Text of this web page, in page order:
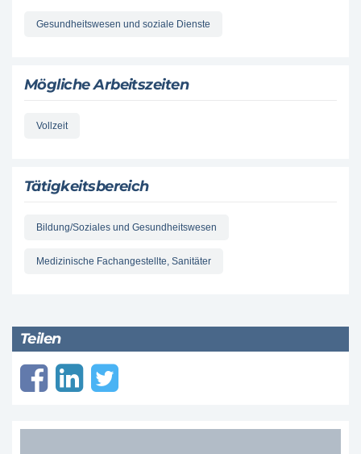
Gesundheitswesen und soziale Dienste
Mögliche Arbeitszeiten
Vollzeit
Tätigkeitsbereich
Bildung/Soziales und Gesundheitswesen
Medizinische Fachangestellte, Sanitäter
Teilen